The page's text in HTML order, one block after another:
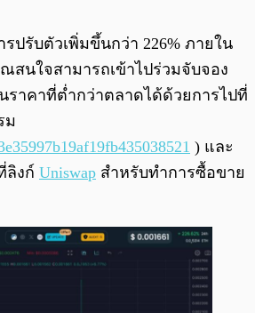
รปรับตัวเพิ่มขึ้นกว่า 226% ภายใน
สนใจสามารถเข้าไปร่วมจับจอง
ราคาที่ต่ำกว่าตลาดได้ด้วยการไปที่
ม
) และ
ลิงก์ Uniswap สำหรับทำการซื้อขาย